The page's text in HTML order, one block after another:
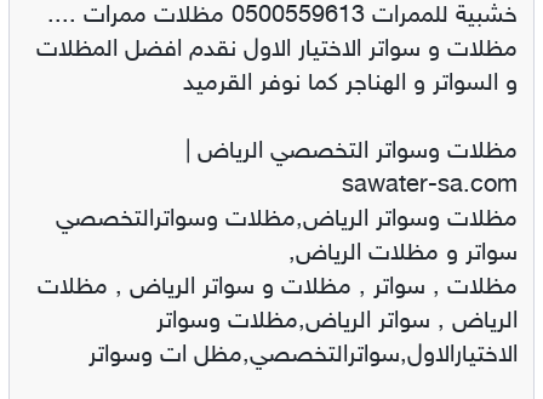
خشبية للممرات 0500559613 مظلات ممرات ....
مظلات و سواتر الاختيار الاول نقدم افضل المظلات
و السواتر و الهناجر كما نوفر القرميد
مظلات وسواتر التخصصي الرياض |
sawater-sa.com
مظلات وسواتر الرياض,مظلات وسواترالتخصصي
سواتر و مظلات الرياض,
مظلات , سواتر , مظلات و سواتر الرياض , مظلات
الرياض , سواتر الرياض,مظلات وسواتر
الاختيارالاول,سواترالتخصصي,مظل ات وسواتر